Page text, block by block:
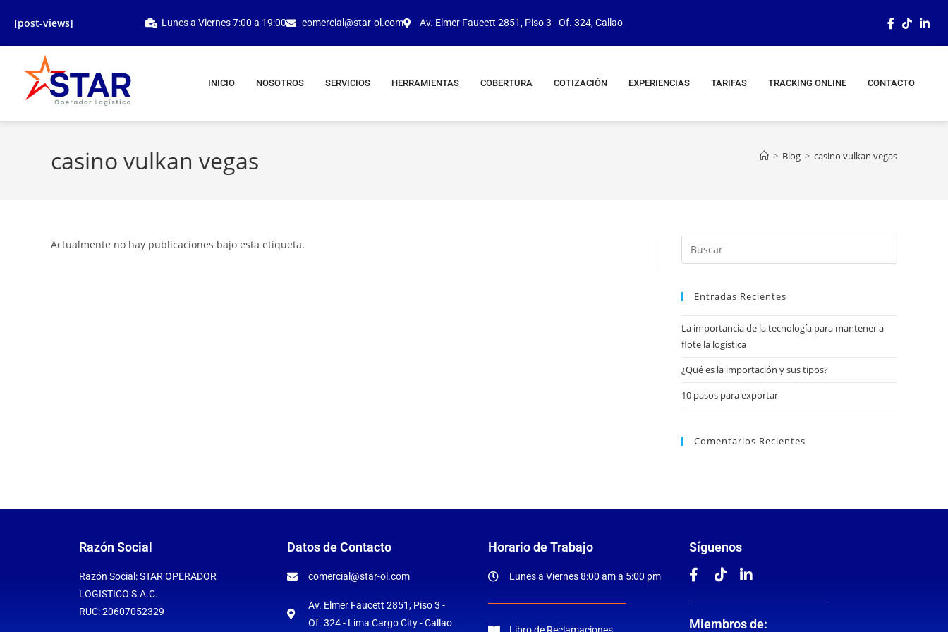
[post-views] Lunes a Viernes 7:00 a 19:00 comercial@star-ol.com Av. Elmer Faucett 2851, Piso 3 - Of. 324, Callao
INICIO NOSOTROS SERVICIOS HERRAMIENTAS COBERTURA COTIZACIÓN EXPERIENCIAS TARIFAS TRACKING ONLINE CONTACTO
casino vulkan vegas > Blog > casino vulkan vegas
Actualmente no hay publicaciones bajo esta etiqueta.
Entradas Recientes
La importancia de la tecnología para mantener a
flote la logística
¿Qué es la importación y sus tipos?
10 pasos para exportar
Comentarios Recientes
Razón Social
Razón Social: STAR OPERADOR
LOGISTICO S.A.C.
RUC: 20607052329
Datos de Contacto
comercial@star-ol.com
Av. Elmer Faucett 2851, Piso 3 -
Of. 324 - Lima Cargo City - Callao
Horario de Trabajo
Lunes a Viernes 8:00 am a 5:00 pm
Libro de Reclamaciones
Síguenos
Miembros de: